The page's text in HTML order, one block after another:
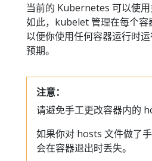
当前的 Kubernetes 可以使
如此，kubelet 管理在每个容
以便你使用任何容器运行时
预期。
注意：
请避免手工更改容器内的
如果你对 hosts 文件做了
会在容器退出时丢失。